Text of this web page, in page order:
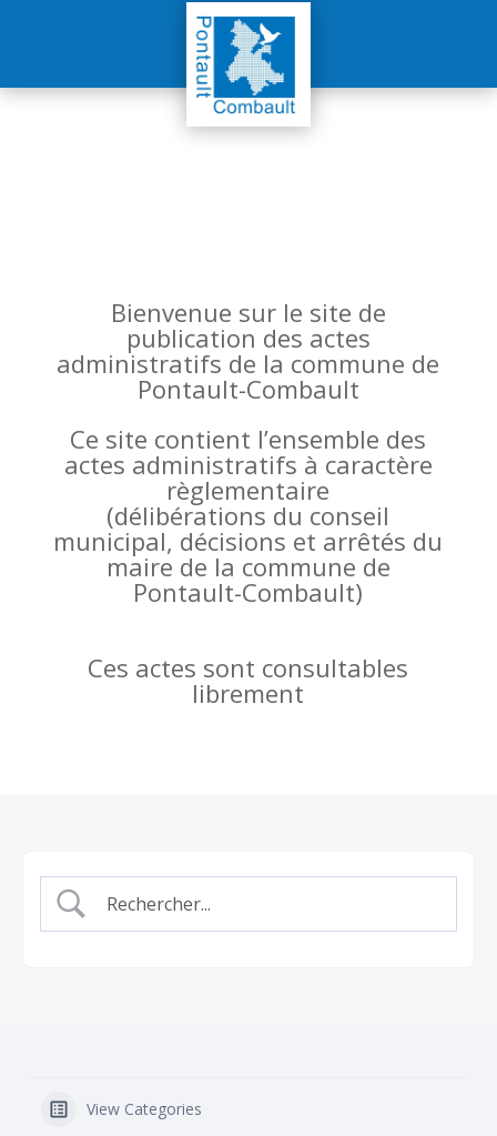
Bienvenue sur le site de
publication des actes
administratifs de la commune de
Pontault-Combault
Ce site contient l’ensemble des
actes administratifs à caractère
règlementaire
(délibérations du conseil
municipal, décisions et arrêtés du
maire de la commune de
Pontault-Combault)
Ces actes sont consultables
librement
View Categories